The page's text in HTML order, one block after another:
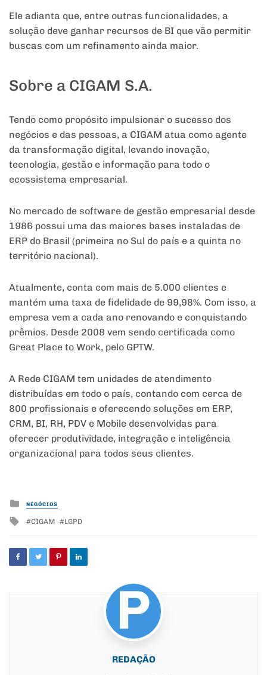
Ele adianta que, entre outras funcionalidades, a
solução deve ganhar recursos de BI que vão permitir
buscas com um refinamento ainda maior.
Sobre a CIGAM S.A.
Tendo como propósito impulsionar o sucesso dos
negócios e das pessoas, a CIGAM atua como agente
da transformação digital, levando inovação,
tecnologia, gestão e informação para todo o
ecossistema empresarial.
No mercado de software de gestão empresarial desde
1986 possui uma das maiores bases instaladas de
ERP do Brasil (primeira no Sul do país e a quinta no
território nacional).
Atualmente, conta com mais de 5.000 clientes e
mantém uma taxa de fidelidade de 99,98%. Com isso, a
empresa vem a cada ano renovando e conquistando
prêmios. Desde 2008 vem sendo certificada como
Great Place to Work, pelo GPTW.
A Rede CIGAM tem unidades de atendimento
distribuídas em todo o país, contando com cerca de
800 profissionais e oferecendo soluções em ERP,
CRM, BI, RH, PDV e Mobile desenvolvidas para
oferecer produtividade, integração e inteligência
organizacional para todos seus clientes.
Posted
in
NEGÓCIOS
Tagged
CIGAM LGPD
REDAÇÃO